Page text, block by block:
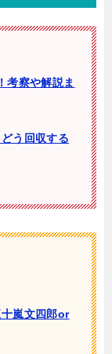
考察や解説ま
う回収する
十嵐文四郎or